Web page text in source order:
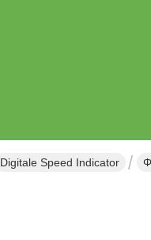
Digitale Speed Indicator